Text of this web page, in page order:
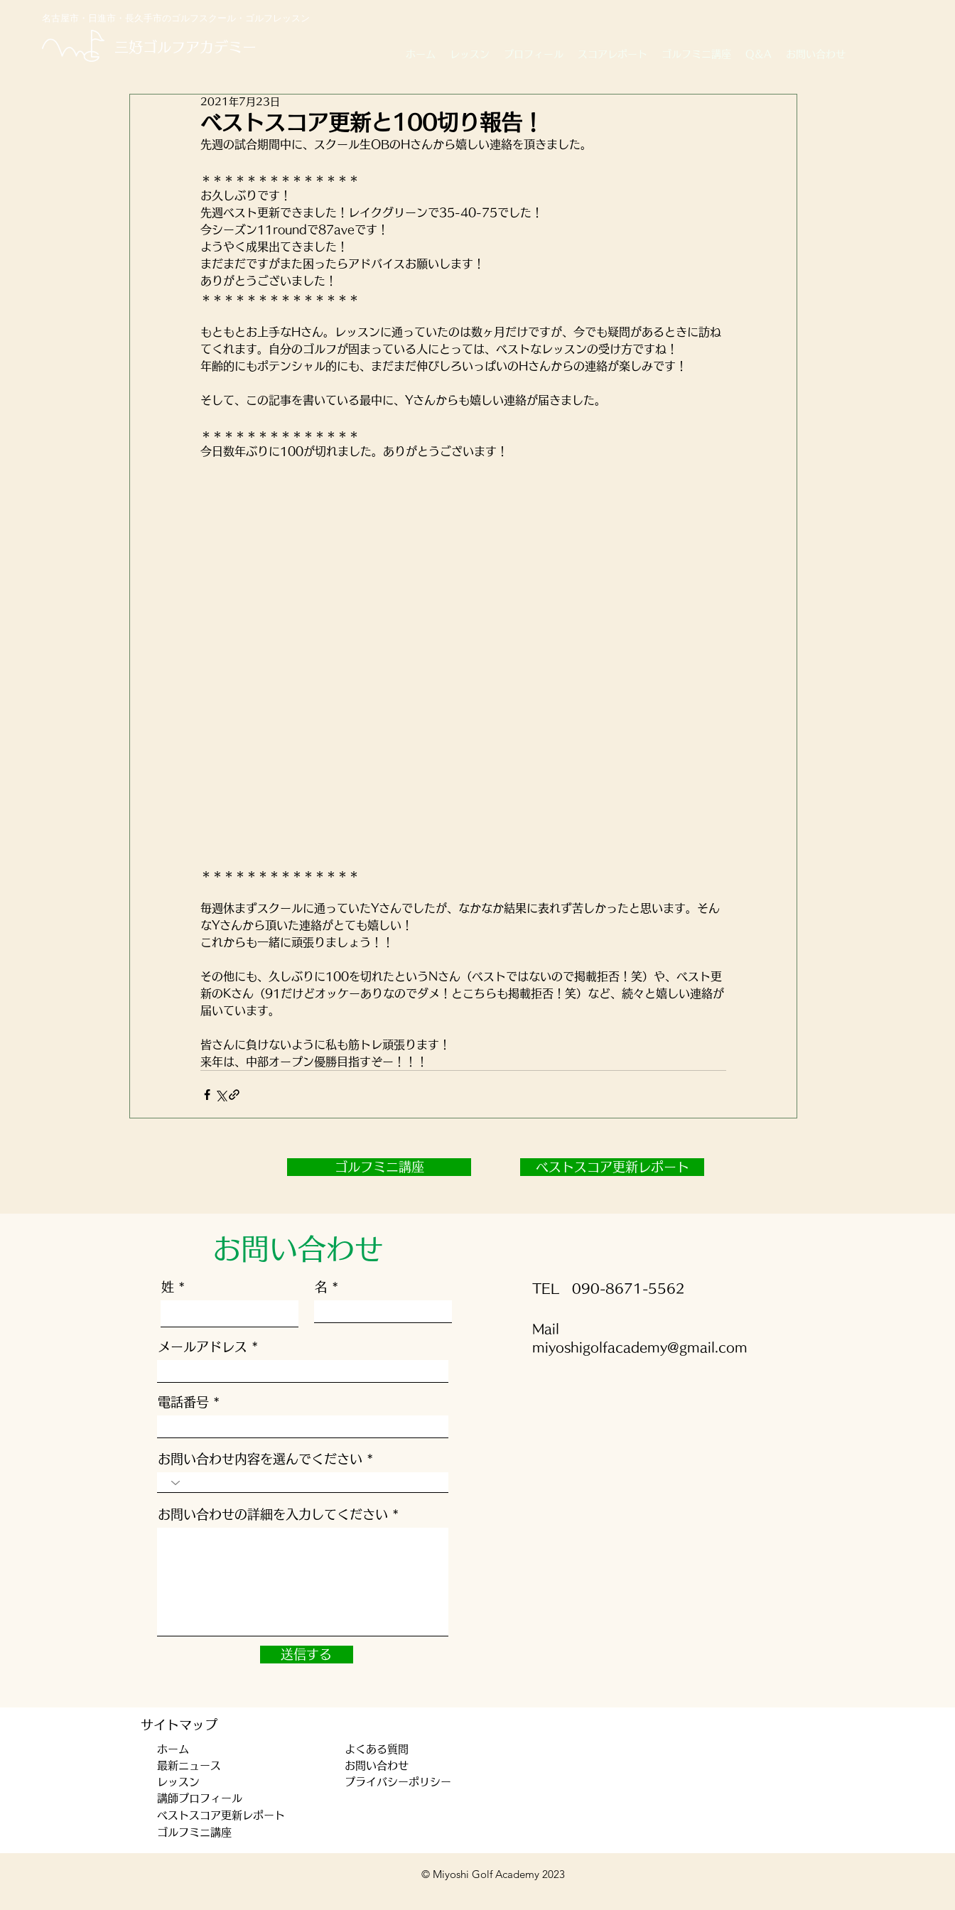
名古屋市・日進市・長久手市のゴルフスクール・ゴルフレッスン
​三好ゴルフアカデミー ホーム レッスン プロフィール スコアレポート ゴルフミニ講座 Q＆A お問い合わせ
ベストスコア更新と100切り報告！
2021年7月23日
先週の試合期間中に、スクール生OBのHさんから嬉しい連絡を頂きました。
＊＊＊＊＊＊＊＊＊＊＊＊＊＊
お久しぶりです！
先週ベスト更新できました！レイクグリーンで35-40-75でした！
今シーズン11roundで87aveです！
ようやく成果出てきました！
まだまだですがまた困ったらアドバイスお願いします！
ありがとうございました！
＊＊＊＊＊＊＊＊＊＊＊＊＊＊
もともとお上手なHさん。レッスンに通っていたのは数ヶ月だけですが、今でも疑問があるときに訪ね
てくれます。自分のゴルフが固まっている人にとっては、ベストなレッスンの受け方ですね！
年齢的にもポテンシャル的にも、まだまだ伸びしろいっぱいのHさんからの連絡が楽しみです！
そして、この記事を書いている最中に、Yさんからも嬉しい連絡が届きました。
＊＊＊＊＊＊＊＊＊＊＊＊＊＊
今日数年ぶりに100が切れました。ありがとうございます！
＊＊＊＊＊＊＊＊＊＊＊＊＊＊
毎週休まずスクールに通っていたYさんでしたが、なかなか結果に表れず苦しかったと思います。そん
なYさんから頂いた連絡がとても嬉しい！
これからも一緒に頑張りましょう！！
その他にも、久しぶりに100を切れたというNさん（ベストではないので掲載拒否！笑）や、ベスト更
新のKさん（91だけどオッケーありなのでダメ！とこちらも掲載拒否！笑）など、続々と嬉しい連絡が
届いています。
皆さんに負けないように私も筋トレ頑張ります！
来年は、中部オープン優勝目指すぞー！！！
ゴルフミニ講座 ベストスコア更新レポート
お問い合わせ
姓 名
メールアドレス
電話番号
お問い合わせ内容を選んでください
お問い合わせの詳細を入力してください
送信する
TEL 090-8671-5562
Mail
miyoshigolfacademy@gmail.com
サイトマップ
​ホーム
​最新ニュース
​レッスン
​よくある質問
​お問い合わせ
​プライバシーポリシー
​講師プロフィール
​ベストスコア更新レポート
​ゴルフミニ講座
© Miyoshi Golf Academy 2023